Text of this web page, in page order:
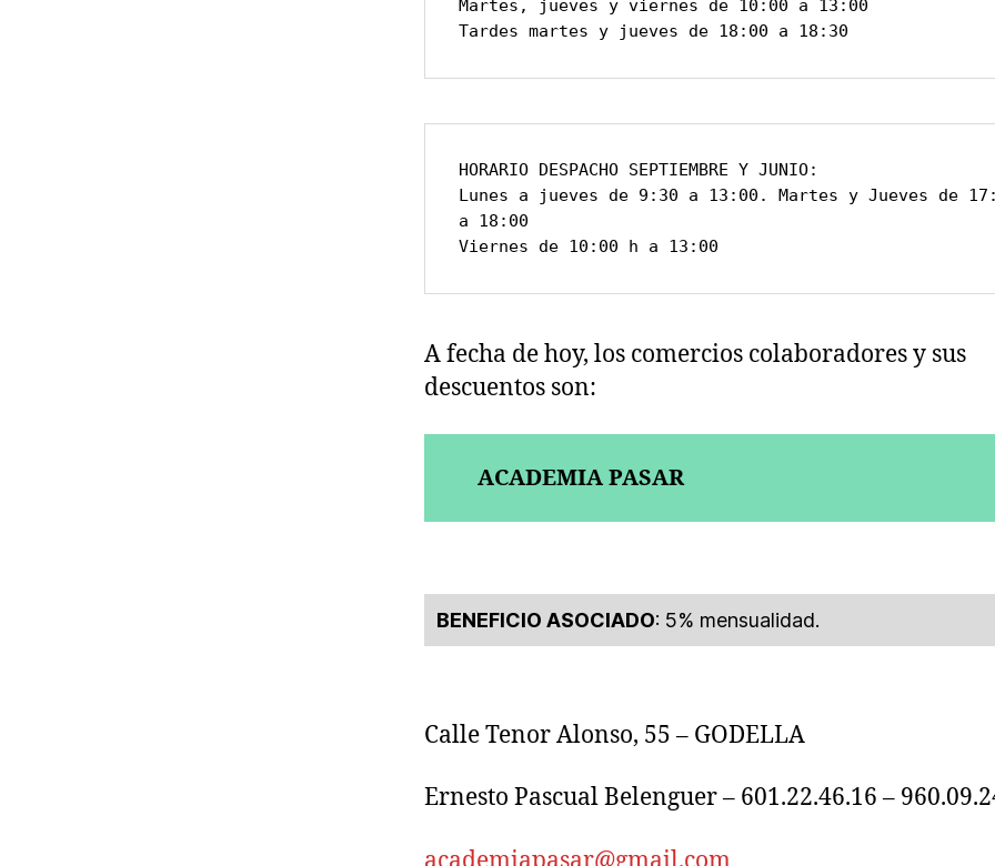
Martes, jueves y viernes de 10:00 a 13:00
Tardes martes y jueves de 18:00 a 18:30
HORARIO DESPACHO SEPTIEMBRE Y JUNIO:
Lunes a jueves de 9:30 a 13:00. Martes y Jueves de
a 18:00
Viernes de 10:00 h a 13:00
A fecha de hoy, los comercios colaboradores y sus
descuentos son:
ACADEMIA PASAR
BENEFICIO ASOCIADO: 5% mensualidad.
Calle Tenor Alonso, 55 – GODELLA
Ernesto Pascual Belenguer – 601.22.46.16 –